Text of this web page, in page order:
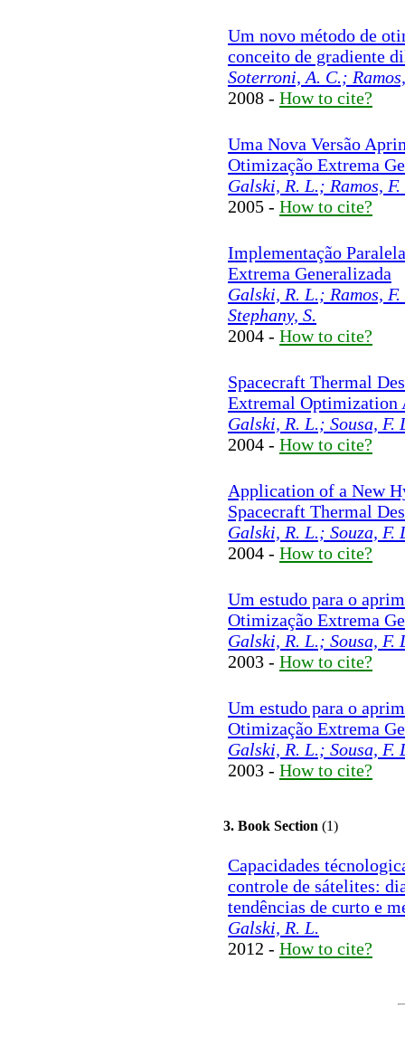
Um novo método de
conceito de gradiente
Soterroni, A. C.;
2008 - How to cite?
Uma Nova Versão
Otimização Extrema
Galski, R. L.; Ramos,
2005 - How to cite?
Implementação
Extrema Generalizada
Galski, R. L.; Ramos,
Stephany, S.
2004 - How to cite?
Spacecraft Thermal
Extremal Optimization
Galski, R. L.; Sousa,
2004 - How to cite?
Application of a New
Spacecraft Thermal
Galski, R. L.; Souza,
2004 - How to cite?
Um estudo para o
Otimização Extrema
Galski, R. L.; Sousa,
2003 - How to cite?
Um estudo para o
Otimização Extrema
Galski, R. L.; Sousa,
2003 - How to cite?
3. Book Section (1)
Capacidades
controle de sátelites:
tendências de curto e
Galski, R. L.
2012 - How to cite?